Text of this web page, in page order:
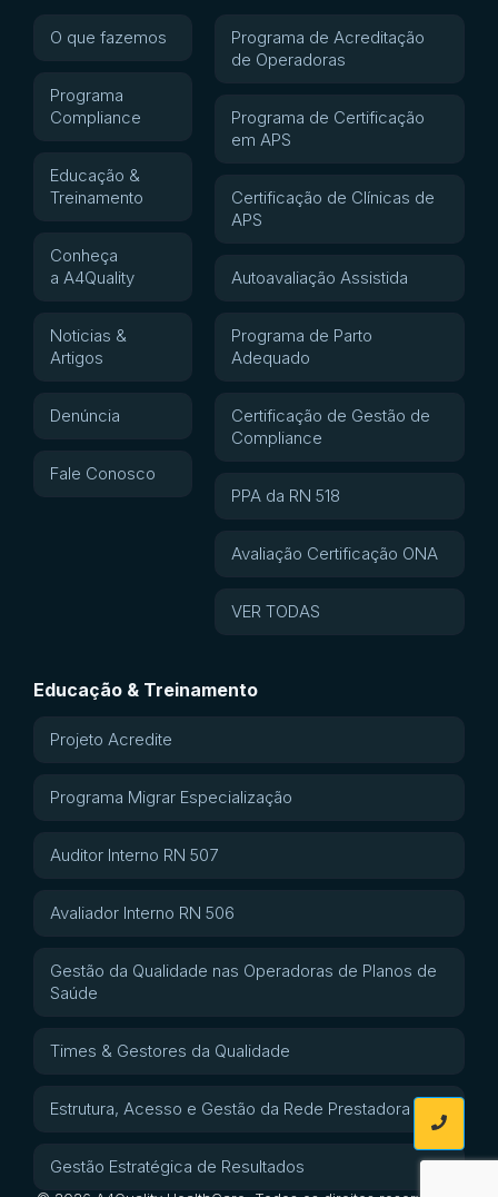
O que fazemos
Programa
Compliance
Educação &
Treinamento
Conheça
a A4Quality
Noticias &
Artigos
Denúncia
Fale Conosco
Programa de Acreditação
de Operadoras
Programa de Certificação
em APS
Certificação de Clínicas de
APS
Autoavaliação Assistida
Programa de Parto
Adequado
Certificação de Gestão de
Compliance
PPA da RN 518
Avaliação Certificação ONA
VER TODAS
Educação & Treinamento
Projeto Acredite
Programa Migrar Especialização
Auditor Interno RN 507
Avaliador Interno RN 506
Gestão da Qualidade nas Operadoras de Planos de
Saúde
Times & Gestores da Qualidade
Estrutura, Acesso e Gestão da Rede Prestadora
Gestão Estratégica de Resultados